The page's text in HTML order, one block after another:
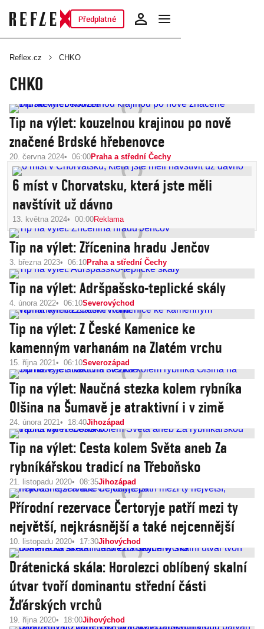
Předplatné
Reflex.cz CHKO
CHKO
Tip na výlet: kouzelnou krajinou po nově
značené Brdské hřebenovce
20. června 2024 06:00Praha a střední Čechy
6 míst v Chorvatsku, která jste měli
navštívit už dávno
13. května 2024 00:00Reklama
Tip na výlet: Zřícenina hradu Jenčov
3. března 2023 06:10Praha a střední Čechy
Tip na výlet: Adršpašsko-teplické skály
4. února 2022 06:10Severovýchod
Tip na výlet: Z České Kamenice ke
kamenným varhanám na Zlatém vrchu
15. října 2021 06:10Severozápad
Tip na výlet: Naučná stezka kolem rybníka
Olšina na Šumavě je atraktivní i v zimě
24. února 2021 18:40Jihozápad
Tip na výlet: Cesta kolem Světa aneb Za
rybníkářskou tradicí na Třeboňsko
21. listopadu 2020 08:35Jihozápad
Přírodní rezervace Čertoryje patří mezi ty
největší, nejkrásnější a také nejcennější
10. listopadu 2020 17:30Jihovýchod
Drátenická skála: Horolezci oblíbený skalní
útvar tvoří dominantu střední části
Žďárských vrchů
19. října 2020 18:00Jihovýchod